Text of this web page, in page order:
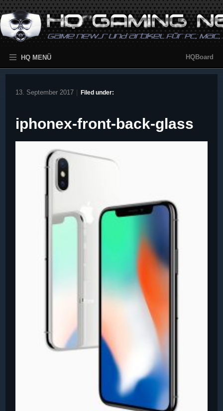
HQ MENÜ HQBoard
13. September 2017 Filed under:
iphonex-front-back-glass